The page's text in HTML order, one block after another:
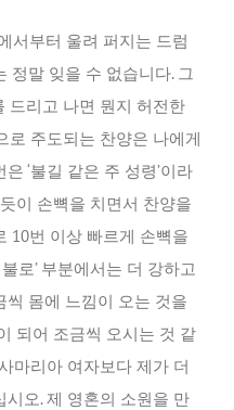
서부터 울려 퍼지는 드럼
정말 잊을 수 없습니다. 그
드리고 나면 뭔지 허전한
로 주도되는 찬양은 나에게
‘불길 같은 주 성령’이라
이 손뼉을 치면서 찬양을
10번 이상 빠르게 손뼉을
로’ 부분에서는 더 강하고
씩 몸에 느낌이 오는 것을
되어 조금씩 오시는 것 같
마리아 여자보다 제가 더
시오. 제 영혼의 소원을 만